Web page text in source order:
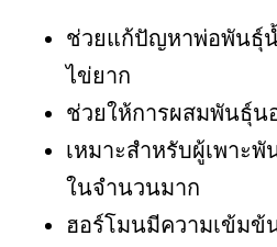
ช่วยแก้ปัญหาพ่อพันธุ์
ไข่ยาก
ช่วยให้การผสมพันธุ์น
เหมาะสำหรับผู้เพาะ
ในจำนวนมาก
ฮอร์โมนมีความเข้มข้